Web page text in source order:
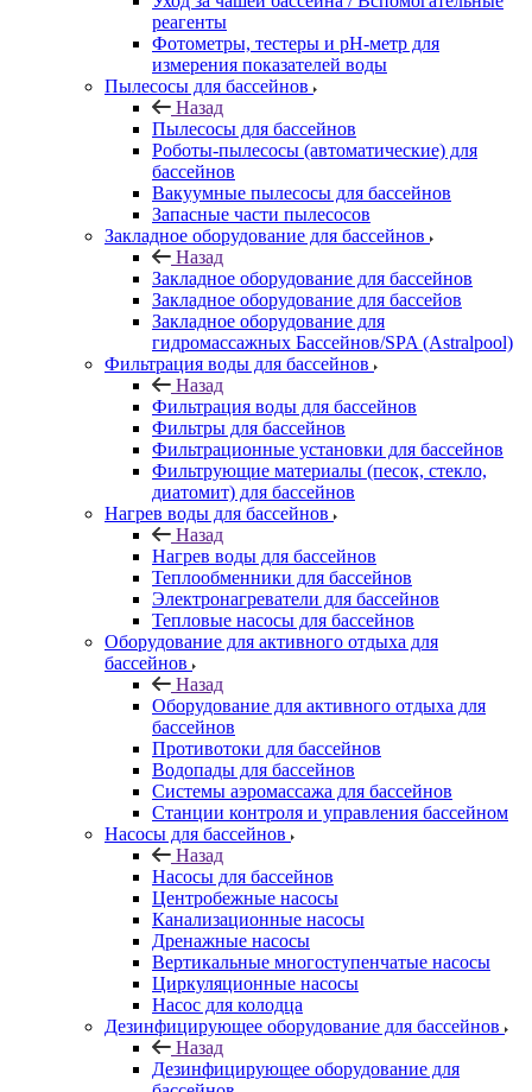
реагенты
Фотометры, тестеры и рН-метр для
измерения показателей воды
Пылесосы для бассейнов
Назад
Пылесосы для бассейнов
Роботы-пылесосы (автоматические) для
бассейнов
Вакуумные пылесосы для бассейнов
Запасные части пылесосов
Закладное оборудование для бассейнов
Назад
Закладное оборудование для бассейнов
Закладное оборудование для бассейов
Закладное оборудование для
гидромассажных Бассейнов/SPA (Astralpool)
Фильтрация воды для бассейнов
Назад
Фильтрация воды для бассейнов
Фильтры для бассейнов
Фильтрационные установки для бассейнов
Фильтрующие материалы (песок, стекло,
диатомит) для бассейнов
Нагрев воды для бассейнов
Назад
Нагрев воды для бассейнов
Теплообменники для бассейнов
Электронагреватели для бассейнов
Тепловые насосы для бассейнов
Оборудование для активного отдыха для
бассейнов
Назад
Оборудование для активного отдыха для
бассейнов
Противотоки для бассейнов
Водопады для бассейнов
Системы аэромассажа для бассейнов
Станции контроля и управления бассейном
Насосы для бассейнов
Назад
Насосы для бассейнов
Центробежные насосы
Канализационные насосы
Дренажные насосы
Вертикальные многоступенчатые насосы
Циркуляционные насосы
Насос для колодца
Дезинфицирующее оборудование для бассейнов
Назад
Дезинфицирующее оборудование для